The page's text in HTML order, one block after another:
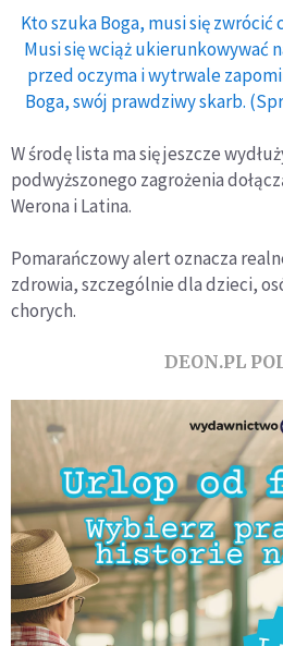
Kto szuka Boga, musi się zwrócić
Musi się wciąż ukierunkowywać
przed oczyma i wytrwale
Boga, swój prawdziwy skarb.
W środę lista ma się jeszcze
podwyższonego zagrożenia
Werona i Latina.
Pomarańczowy alert oznacza
zdrowia, szczególnie dla dzieci,
chorych.
DEON.PL